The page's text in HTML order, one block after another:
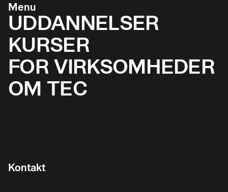
Menu
UDDANNELSER
KURSER
FOR VIRKSOMHEDER
OM TEC
Kontakt